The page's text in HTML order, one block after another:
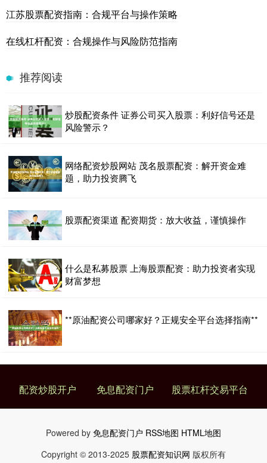
江苏股票配资指南：合规平台与操作策略
在线杠杆配资：合规操作与风险防范指南
推荐阅读
炒股配资条件 证券公司买入股票：利好信号还是
风险警示？
网络配资炒股网站 茂名股票配资：解开资金难
题，助力投资腾飞
股票配资渠道 配资期货：放大收益，谨慎操作
什么是私募股票 上海股票配资：助力投资者实现
财富梦想
**原油配资公司哪家好？正规安全平台选择指南**
配资炒股开户 免息配资门户 股票杠杆交易平台
Powered by 免息配资门户 RSS地图 HTML地图
Copyright © 2013-2025 股票配资知识网 版权所有